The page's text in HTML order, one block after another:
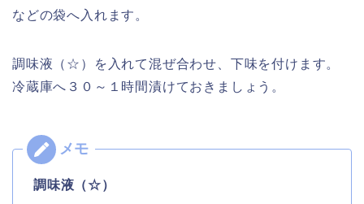
などの袋へ入れます。
調味液（☆）を入れて混ぜ合わせ、下味を付けます。
冷蔵庫へ３０～１時間漬けておきましょう。
調味液（☆）